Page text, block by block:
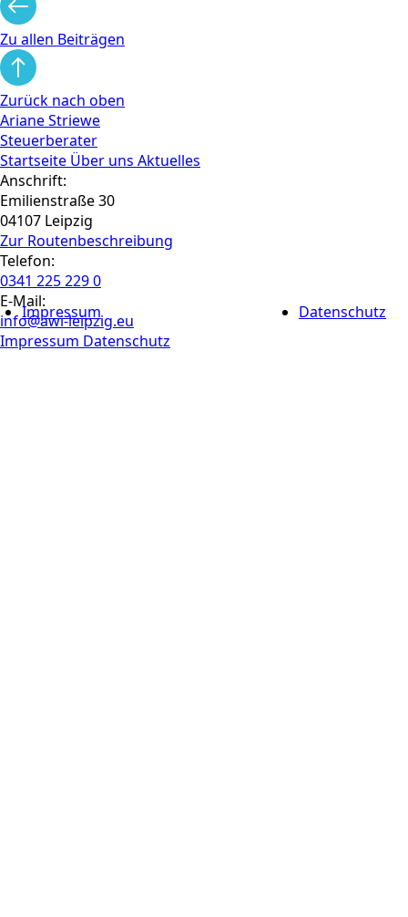
Impressum Datenschutz
Zu allen Beiträgen
Zurück nach oben
Ariane Striewe
Steuerberater
Startseite Über uns Aktuelles
Anschrift:
Emilienstraße 30
04107 Leipzig
Zur Routen­beschreibung
Telefon:
0341 225 229 0
E-Mail:
info@awi-leipzig.eu
Impressum Datenschutz